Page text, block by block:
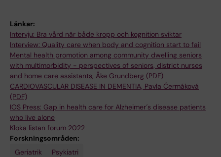
Länkar:
Intervju: Bra vård när både kropp och kognition sviktar
Interview: Quality care when body and cognition start to fail
Mental health promotion among community dwelling seniors
with multimorbidity - perspectives of seniors, district nurses
and home care assistants, Åke Grundberg (PDF)
CARDIOVASCULAR DISEASE IN DEMENTIA, Pavla Čermáková
(PDF)
IOS Press: Gap in health care for Alzheimer´s disease patients
who live alone
Kloka listan forum 2022
Forskningsområden:
Geriatrik
Psykiatri